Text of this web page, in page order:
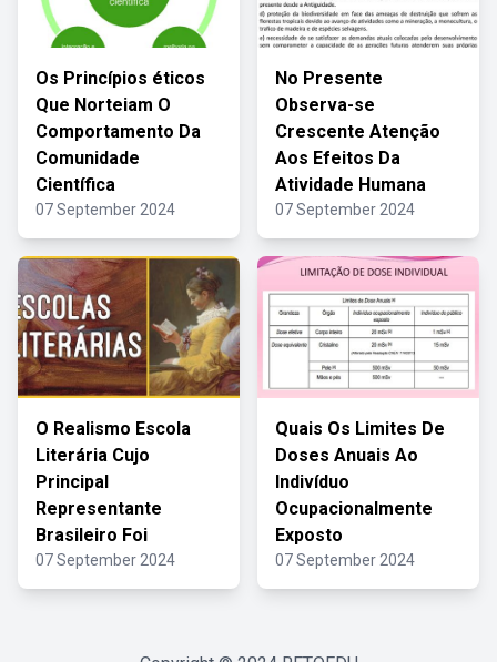
Os Princípios éticos
Que Norteiam O
Comportamento Da
Comunidade
Científica
07 September 2024
No Presente
Observa-se
Crescente Atenção
Aos Efeitos Da
Atividade Humana
07 September 2024
O Realismo Escola
Literária Cujo
Principal
Representante
Brasileiro Foi
07 September 2024
Quais Os Limites De
Doses Anuais Ao
Indivíduo
Ocupacionalmente
Exposto
07 September 2024